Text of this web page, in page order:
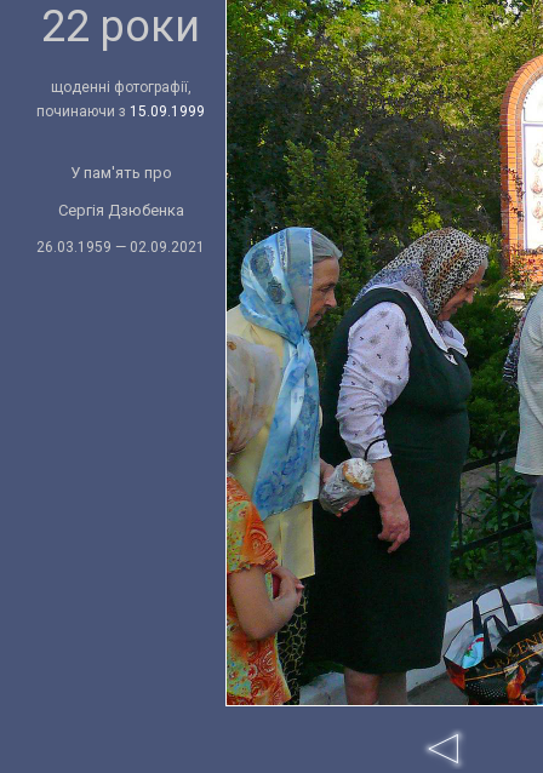
22 роки
щоденні фотографії,
починаючи з 15.09.1999
У пам'ять про
Сергія Дзюбенка
26.03.1959 — 02.09.2021